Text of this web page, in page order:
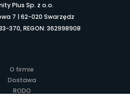
Plus Sp. z o.o.
7 | 62-020 Swarzędz
370, REGON: 362998908
O firmie
Dostawa
RODO